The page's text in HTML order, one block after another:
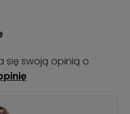
się swoją opinią o